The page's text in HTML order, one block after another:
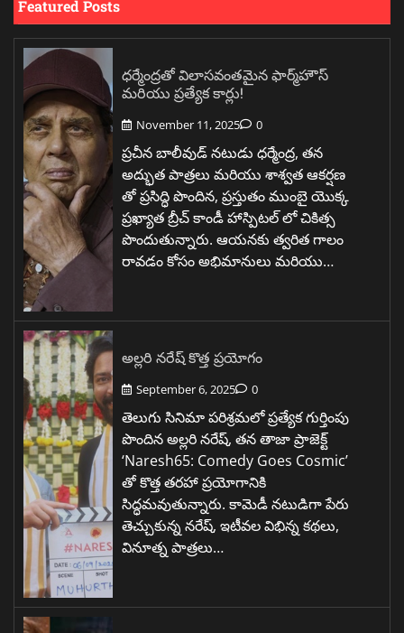
Featured Posts
ధర్మేంద్రతో విలాసవంతమైన ఫార్మ్‌హౌస్
మరియు ప్రత్యేక కార్లు!
November 11, 2025 0
ప్రచీన బాలీవుడ్ నటుడు ధర్మేంద్ర, తన
అద్భుత పాత్రలు మరియు శాశ్వత ఆకర్షణ
తో ప్రసిద్ధి పొందిన, ప్రస్తుతం ముంబై యొక్క
ప్రఖ్యాత బ్రీచ్ కాండీ హాస్పిటల్ లో చికిత్స
పొందుతున్నారు. ఆయనకు త్వరిత గాలం
రావడం కోసం అభిమానులు మరియు…
అల్లరి నరేష్ కొత్త ప్రయోగం
September 6, 2025 0
తెలుగు సినిమా పరిశ్రమలో ప్రత్యేక గుర్తింపు
పొందిన అల్లరి నరేష్, తన తాజా ప్రాజెక్ట్
‘Naresh65: Comedy Goes Cosmic’
తో కొత్త తరహా ప్రయోగానికి
సిద్ధమవుతున్నారు. కామెడీ నటుడిగా పేరు
తెచ్చుకున్న నరేష్, ఇటీవల విభిన్న కథలు,
వినూత్న పాత్రలు…